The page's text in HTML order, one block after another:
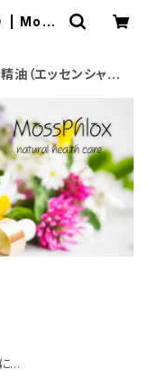
| Moss
精油（エッセンシャル
…